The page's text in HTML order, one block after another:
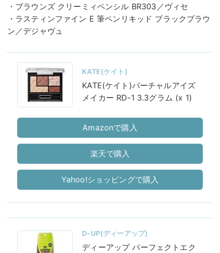
・ブラウンズ クリーミィペンシル BR303／ヴィセ
・ラスティンファイン E 筆ペンリキッド ブラックブラウ
ン／デジャヴュ
KATE(ケイト)
KATE(ケイト)バーチャルアイズ
メイカー RD-1 3.3グラム (x 1)
Amazonで購入
楽天で購入
Yahoo!ショッピングで購入
D-UP(ディーアップ)
ディーアップ パーフェクトエク